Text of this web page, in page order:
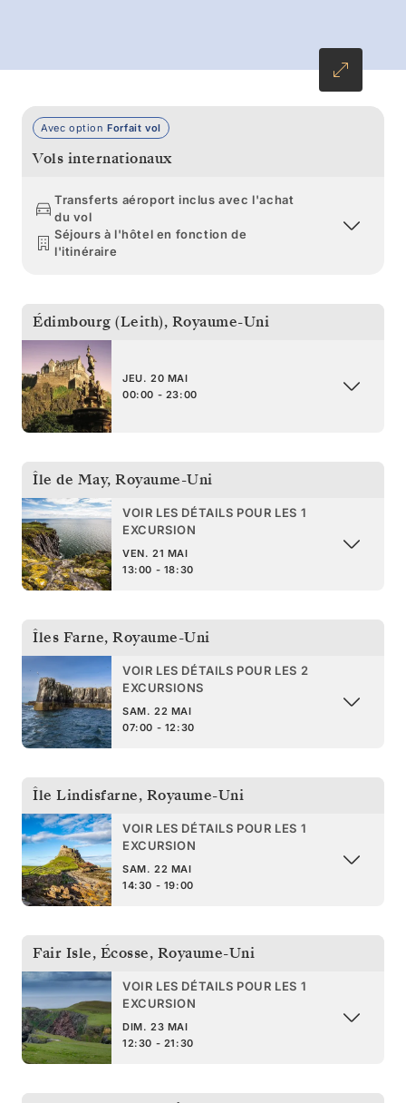
Belfast et de Dublin.
Avec option Forfait vol
Vols internationaux
Transferts aéroport inclus avec l'achat
du vol
Séjours à l'hôtel en fonction de
l'itinéraire
Édimbourg (Leith), Royaume-Uni
JEU. 20 MAI
00:00 - 23:00
Île de May, Royaume-Uni
VOIR LES DÉTAILS POUR LES 1
EXCURSION
VEN. 21 MAI
13:00 - 18:30
Îles Farne, Royaume-Uni
VOIR LES DÉTAILS POUR LES 2
EXCURSIONS
SAM. 22 MAI
07:00 - 12:30
Île Lindisfarne, Royaume-Uni
VOIR LES DÉTAILS POUR LES 1
EXCURSION
SAM. 22 MAI
14:30 - 19:00
Fair Isle, Écosse, Royaume-Uni
VOIR LES DÉTAILS POUR LES 1
EXCURSION
DIM. 23 MAI
12:30 - 21:30